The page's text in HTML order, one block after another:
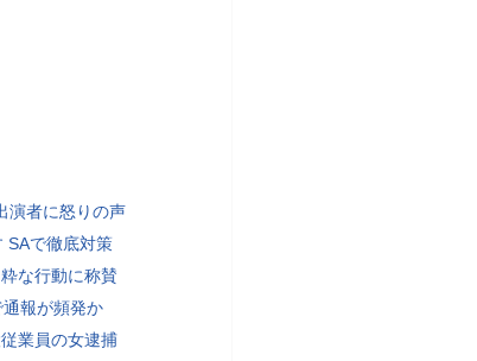
演者に怒りの声
SAで徹底対策
な行動に称賛
通報が頻発か
業員の女逮捕